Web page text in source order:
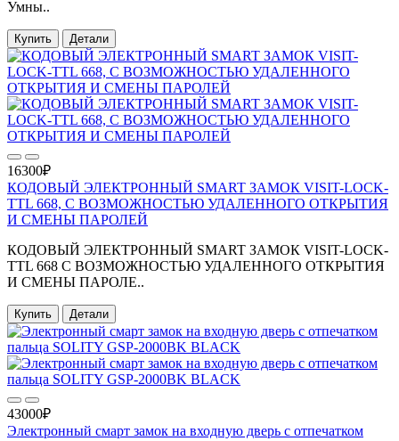
Умны..
Купить Детали
16300₽
КОДОВЫЙ ЭЛЕКТРОННЫЙ SMART ЗАМОК VISIT-LOCK-
TTL 668, С ВОЗМОЖНОСТЬЮ УДАЛЕННОГО ОТКРЫТИЯ
И СМЕНЫ ПАРОЛЕЙ
КОДОВЫЙ ЭЛЕКТРОННЫЙ SMART ЗАМОК VISIT-LOCK-
TTL 668 С ВОЗМОЖНОСТЬЮ УДАЛЕННОГО ОТКРЫТИЯ
И СМЕНЫ ПАРОЛЕ..
Купить Детали
43000₽
Электронный смарт замок на входную дверь с отпечатком